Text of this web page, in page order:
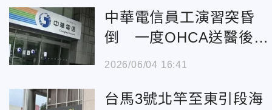
中華電信員工演習突昏
倒 一度OHCA送醫後恢
復心跳
2026/06/04 16:41
台馬3號北竿至東引段海